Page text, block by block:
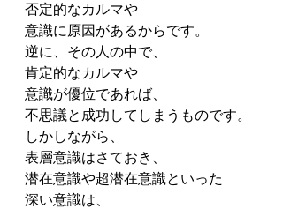
否定的なカルマや
意識に原因があるからです。
逆に、その人の中で、
肯定的なカルマや
意識が優位であれば、
不思議と成功してしまうものです。
しかしながら、
表層意識はさておき、
潜在意識や超潜在意識といった
深い意識は、